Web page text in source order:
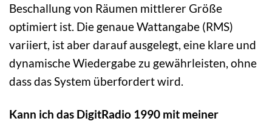
Beschallung von Räumen mittlerer Größe
optimiert ist. Die genaue Wattangabe (RMS)
variiert, ist aber darauf ausgelegt, eine klare und
dynamische Wiedergabe zu gewährleisten, ohne
dass das System überfordert wird.
Kann ich das DigitRadio 1990 mit meiner